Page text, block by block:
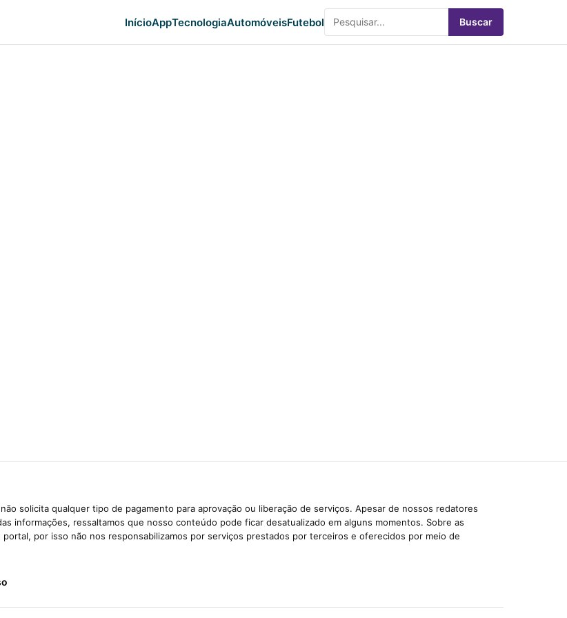
InícioAppTecnologiaAutomóveisFutebol Buscar
solicita qualquer tipo de pagamento para aprovação ou liberação de serviços. Apesar de nossos redatores
informações, ressaltamos que nosso conteúdo pode ficar desatualizado em alguns momentos. Sobre as
por isso não nos responsabilizamos por serviços prestados por terceiros e oferecidos por meio de